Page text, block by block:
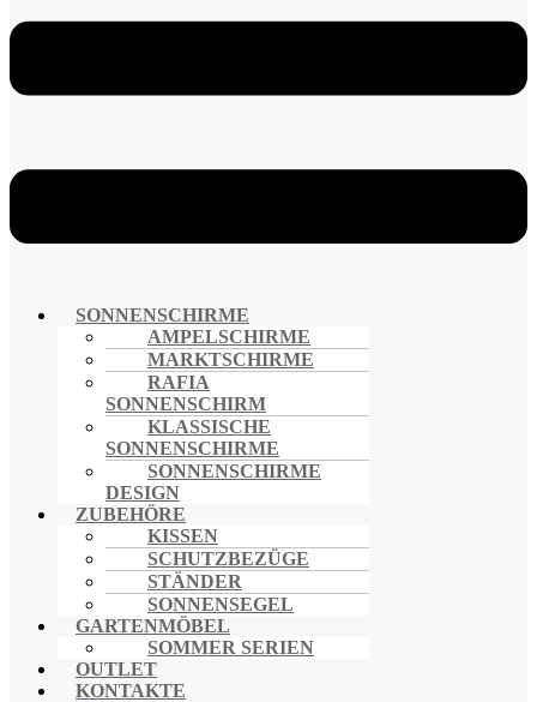
SONNENSCHIRME
AMPELSCHIRME
MARKTSCHIRME
RAFIA
SONNENSCHIRM
KLASSISCHE
SONNENSCHIRME
SONNENSCHIRME
DESIGN
ZUBEHÖRE
KISSEN
SCHUTZBEZÜGE
STÄNDER
SONNENSEGEL
GARTENMÖBEL
SOMMER SERIEN
OUTLET
KONTAKTE